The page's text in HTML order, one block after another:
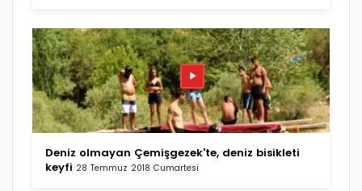
Deniz olmayan Çemişgezek'te, deniz bisikleti
keyfi 28 Temmuz 2018 Cumartesi